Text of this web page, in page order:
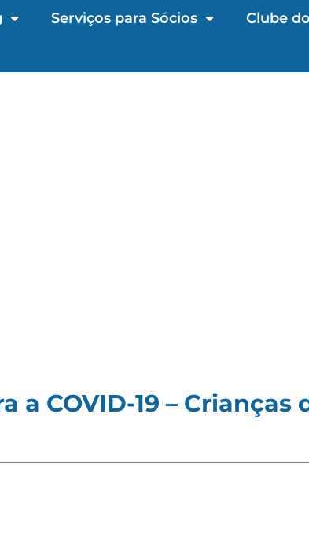
Serviços para Sócios Clube
a COVID-19 – Crianças